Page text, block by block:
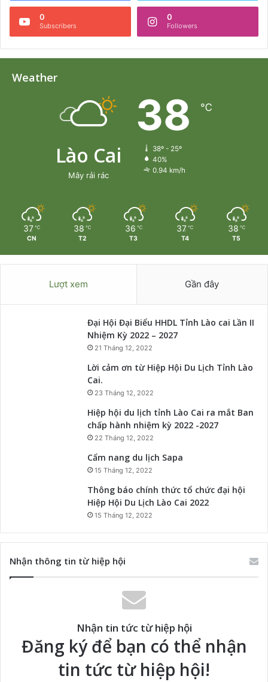
0
Subscribers
0
Followers
Weather
Lào Cai
Mây rải rác
38 ℃
38º - 25º
40%
0.94 km/h
37 ℃
CN
38 ℃
T2
36 ℃
T3
37 ℃
T4
38 ℃
T5
Lượt xem Gần đây
Đại Hội Đại Biểu HHDL Tỉnh Lào cai Lần II
Nhiệm Kỳ 2022 – 2027
21 Tháng 12, 2022
Lời cảm ơn từ Hiệp Hội Du Lịch Tỉnh Lào
Cai.
23 Tháng 12, 2022
Hiệp hội du lịch tỉnh Lào Cai ra mắt Ban
chấp hành nhiệm kỳ 2022 -2027
22 Tháng 12, 2022
Cẩm nang du lịch Sapa
15 Tháng 12, 2022
Thông báo chính thức tổ chức đại hội
Hiệp Hội Du Lịch Lào Cai 2022
15 Tháng 12, 2022
Nhận thông tin từ hiệp hội
Nhận tin tức từ hiệp hội
Đăng ký để bạn có thể nhận
tin tức từ hiệp hội!